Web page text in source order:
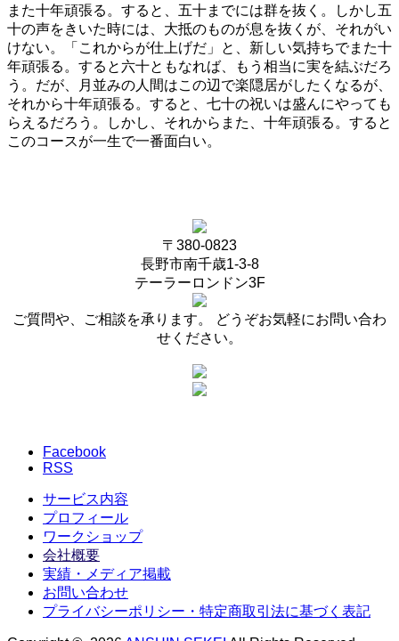
また十年頑張る。すると、五十までには群を抜く。しかし五
十の声をきいた時には、大抵のものが息を抜くが、それがい
けない。「これからが仕上げだ」と、新しい気持ちでまた十
年頑張る。すると六十ともなれば、もう相当に実を結ぶだろ
う。だが、月並みの人間はこの辺で楽隠居がしたくなるが、
それから十年頑張る。すると、七十の祝いは盛んにやっても
らえるだろう。しかし、それからまた、十年頑張る。すると
このコースが一生で一番面白い。
〒380-0823
長野市南千歳1-3-8
テーラーロンドン3F
ご質問や、ご相談を承ります。 どうぞお気軽にお問い合わ
せください。
Facebook
RSS
サービス内容
プロフィール
ワークショップ
会社概要
実績・メディア掲載
お問い合わせ
プライバシーポリシー・特定商取引法に基づく表記